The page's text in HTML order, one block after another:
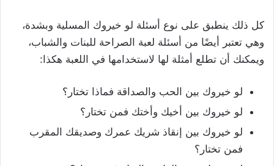
كل ذلك ينطبق على نوع أسئلة لو خيروك المسلية وبشدة،
وهي تعتبر أيضًا من أسئلة لعبة الصراحة للبنات والشباب،
ويمكنك أن تطلع أمثلة لها لاستخدامها في اللعبة هكذا:
لو خيروك بين الحب والصداقة فماذا تختار؟
لو خيروك بين أخيك وأختك فمن تختار؟
لو خيروك بين إنقاذ شريك عمرك وصديقك المقرب
فمن تختار؟